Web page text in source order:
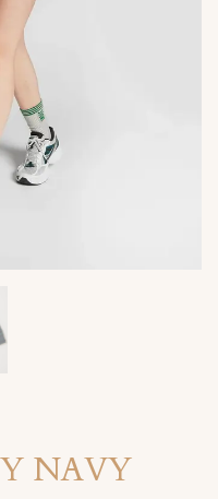
NAVY